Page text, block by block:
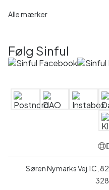
Alle mærker
Følg Sinful
Søren Nymarks Vej 1C,